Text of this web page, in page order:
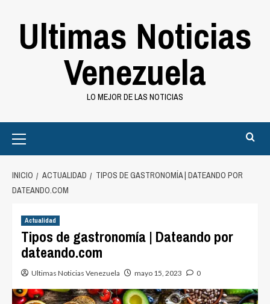
Ultimas Noticias
Venezuela
LO MEJOR DE LAS NOTICIAS
Menu
INICIO ACTUALIDAD
TIPOS DE GASTRONOMÍA | DATEANDO POR
DATEANDO.COM
Actualidad
Tipos de gastronomía | Dateando por
dateando.com
Ultimas Noticias Venezuela mayo 15, 2023 0